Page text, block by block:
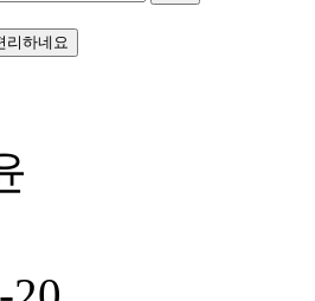
리하네요